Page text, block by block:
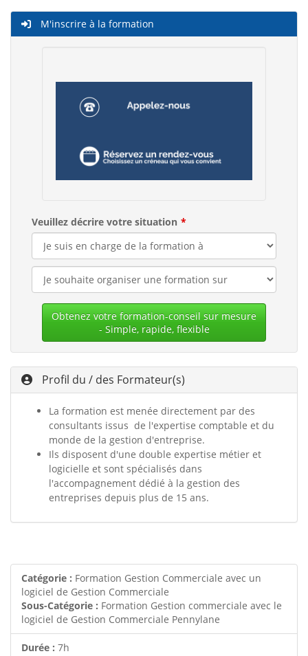
M'inscrire à la formation
Veuillez décrire votre situation
Obtenez votre formation-conseil sur mesure
- Simple, rapide, flexible
Profil du / des Formateur(s)
La formation est menée directement par des
consultants issus de l'expertise comptable et du
monde de la gestion d'entreprise.
Ils disposent d'une double expertise métier et
logicielle et sont spécialisés dans
l'accompagnement dédié à la gestion des
entreprises depuis plus de 15 ans.
Catégorie : Formation Gestion Commerciale avec un
logiciel de Gestion Commerciale
Sous-Catégorie : Formation Gestion commerciale avec le
logiciel de Gestion Commerciale Pennylane
Durée : 7h